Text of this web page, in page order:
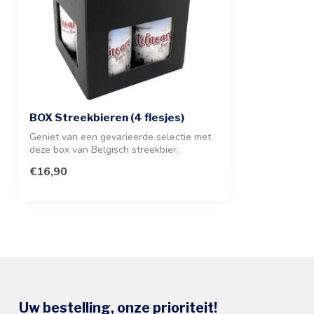
BOX Streekbieren (4 flesjes)
Geniet van een gevarieerde selectie met
deze box van Belgisch streekbier.
€16,90
Uw bestelling, onze prioriteit!